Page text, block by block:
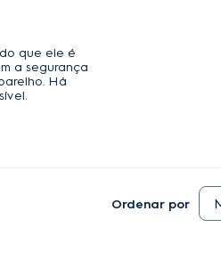
que ele é
a segurança
Há
Ordenar por